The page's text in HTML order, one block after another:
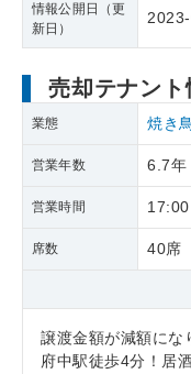
情報公開日（更
新日）
売却テナント
業態 焼き
営業年数 6.7年
営業時間
席数 40席
譲渡金額が減額に
府中駅徒歩4分！居